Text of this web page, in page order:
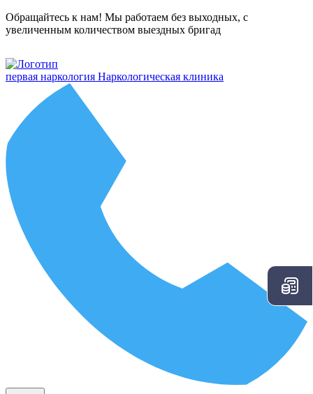
Обращайтесь к нам! Мы работаем без выходных, с
увеличенным количеством выездных бригад
первая наркология Наркологическая клиника